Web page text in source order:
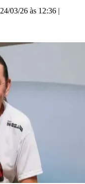
24/03/26 às 12:36 |